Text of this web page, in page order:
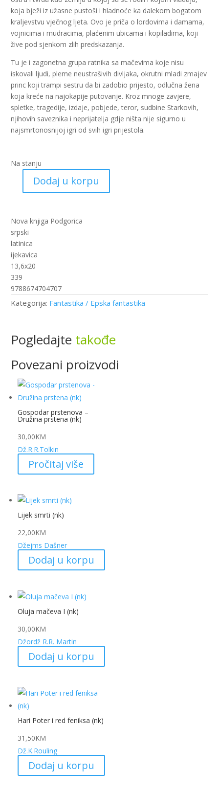
koja bježi iz užasne pustoši i hladnoće ka dalekom bogatom
kraljevstvu vječnog ljeta. Ovo je priča o lordovima i damama,
vojnicima i mudracima, plaćenim ubicama i kopiladima, koji
žive pod sjenkom zlih predskazanja.
Tu je i zagonetna grupa ratnika sa mačevima koje nisu
iskovali ljudi, pleme neustrašivih divljaka, okrutni mladi zmajev
princ koji trampi sestru da bi zadobio prijesto, odlučna žena
koja kreće na najokapije putovanje. Kroz mnoge zavjere,
spletke, tragedije, izdaje, pobjede, teror, sudbine Starkovih,
njihovih saveznika i neprijatelja gdje ništa nije sigurno u
najsmrtonosnijoj igri od svih igri prijestola.
Na stanju
(nk)
količina
Dodaj u korpu
Nova knjiga Podgorica
srpski
latinica
ijekavica
13,6x20
339
9788674704707
Kategorija: Fantastika / Epska fantastika
Pogledajte takođe
Povezani proizvodi
Gospodar prstenova –
Družina prstena (nk)
30,00KM
Dž.R.R.Tolkin
Pročitaj više
Lijek smrti (nk)
22,00KM
Džejms Dašner
Dodaj u korpu
Oluja mačeva I (nk)
30,00KM
Džordž R.R. Martin
Dodaj u korpu
Hari Poter i red feniksa (nk)
31,50KM
Dž.K.Rouling
Dodaj u korpu